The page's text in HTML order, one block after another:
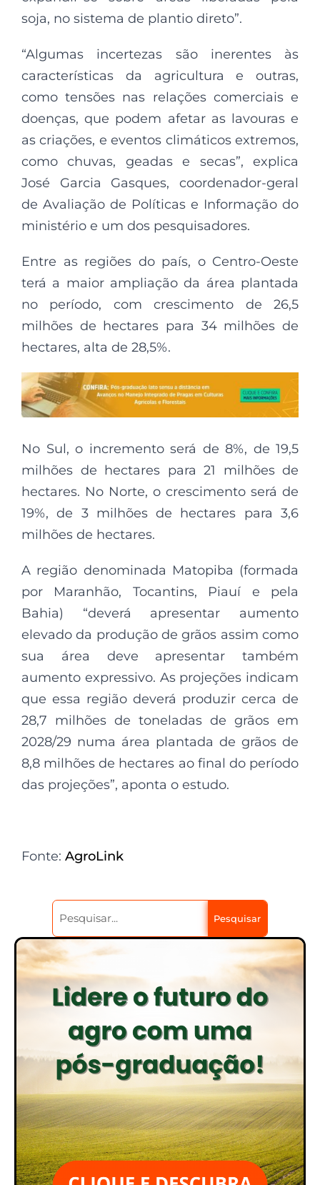
soja, no sistema de plantio direto”.
“Algumas incertezas são inerentes às
características da agricultura e outras,
como tensões nas relações comerciais e
doenças, que podem afetar as lavouras e
as criações, e eventos climáticos extremos,
como chuvas, geadas e secas”, explica
José Garcia Gasques, coordenador-geral
de Avaliação de Políticas e Informação do
ministério e um dos pesquisadores.
Entre as regiões do país, o Centro-Oeste
terá a maior ampliação da área plantada
no período, com crescimento de 26,5
milhões de hectares para 34 milhões de
hectares, alta de 28,5%.
No Sul, o incremento será de 8%, de 19,5
milhões de hectares para 21 milhões de
hectares. No Norte, o crescimento será de
19%, de 3 milhões de hectares para 3,6
milhões de hectares.
A região denominada Matopiba (formada
por Maranhão, Tocantins, Piauí e pela
Bahia) “deverá apresentar aumento
elevado da produção de grãos assim como
sua área deve apresentar também
aumento expressivo. As projeções indicam
que essa região deverá produzir cerca de
28,7 milhões de toneladas de grãos em
2028/29 numa área plantada de grãos de
8,8 milhões de hectares ao final do período
das projeções”, aponta o estudo.
Fonte: AgroLink
Pesquisar